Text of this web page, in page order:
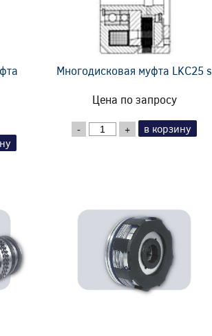
Многодисковая муфта LKC25 s
Цена по запросу
- + в корзину